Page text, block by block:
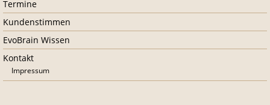
Termine
Kundenstimmen
EvoBrain Wissen
Kontakt
Impressum